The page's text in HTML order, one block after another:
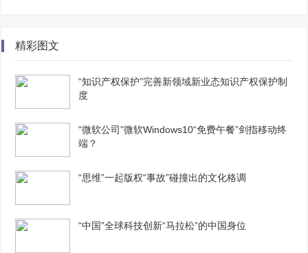
精彩图文
“知识产权保护”完善新领域新业态知识产权保护制
度
“微软公司”微软Windows10“免费午餐”剑指移动终
端？
“思维”一起版权“事故”碰撞出的文化格调
“中国”全球科技创新“马拉松”的中国身位